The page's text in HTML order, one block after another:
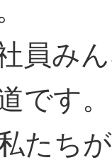
員み
です。
たち